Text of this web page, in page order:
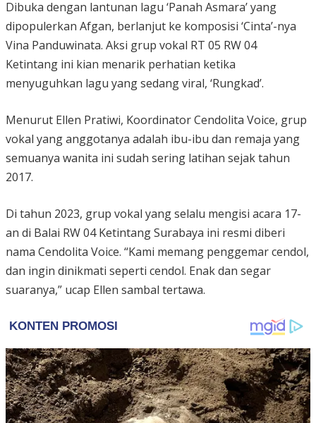
Dibuka dengan lantunan lagu ‘Panah Asmara’ yang
dipopulerkan Afgan, berlanjut ke komposisi ‘Cinta’-nya
Vina Panduwinata. Aksi grup vokal RT 05 RW 04
Ketintang ini kian menarik perhatian ketika
menyuguhkan lagu yang sedang viral, ‘Rungkad’.
Menurut Ellen Pratiwi, Koordinator Cendolita Voice, grup
vokal yang anggotanya adalah ibu-ibu dan remaja yang
semuanya wanita ini sudah sering latihan sejak tahun
2017.
Di tahun 2023, grup vokal yang selalu mengisi acara 17-
an di Balai RW 04 Ketintang Surabaya ini resmi diberi
nama Cendolita Voice. “Kami memang penggemar cendol,
dan ingin dinikmati seperti cendol. Enak dan segar
suaranya,” ucap Ellen sambal tertawa.